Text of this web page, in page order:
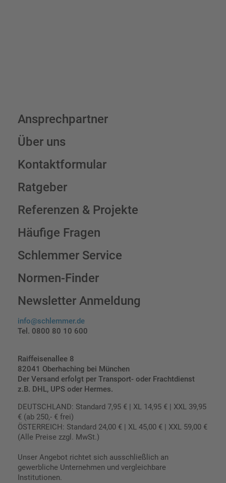
Ansprechpartner
Über uns
Kontaktformular
Ratgeber
Referenzen & Projekte
Häufige Fragen
Schlemmer Service
Normen-Finder
Newsletter Anmeldung
info@schlemmer.de
Tel. 0800 80 10 600
Raiffeisenallee 8
82041 Oberhaching bei München
Der Versand erfolgt per Transport- oder Frachtdienst
z.B. DHL, UPS oder Hermes.
DEUTSCHLAND: Standard 7,95 € | XL 14,95 € | XXL 39,95
€ (ab 250,- € frei)
ÖSTERREICH: Standard 24,00 € | XL 45,00 € | XXL 59,00 €
(Alle Preise zzgl. MwSt.)
Unser Angebot richtet sich ausschließlich an
gewerbliche Unternehmen und vergleichbare
Institutionen.